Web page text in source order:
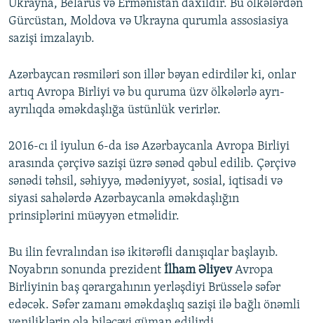
Ukrayna, Belarus və Ermənistan daxildir. Bu ölkələrdən
Gürcüstan, Moldova və Ukrayna qurumla assosiasiya
sazişi imzalayıb.
Azərbaycan rəsmiləri son illər bəyan edirdilər ki, onlar
artıq Avropa Birliyi və bu quruma üzv ölkələrlə ayrı-
ayrılıqda əməkdaşlığa üstünlük verirlər.
2016-cı il iyulun 6-da isə Azərbaycanla Avropa Birliyi
arasında çərçivə sazişi üzrə sənəd qəbul edilib. Çərçivə
sənədi təhsil, səhiyyə, mədəniyyət, sosial, iqtisadi və
siyasi sahələrdə Azərbaycanla əməkdaşlığın
prinsiplərini müəyyən etməlidir.
Bu ilin fevralından isə ikitərəfli danışıqlar başlayıb.
Noyabrın sonunda prezident İlham ƏliyevAvropa
Birliyinin baş qərargahının yerləşdiyi Brüsselə səfər
edəcək. Səfər zamanı əməkdaşlıq sazişi ilə bağlı önəmli